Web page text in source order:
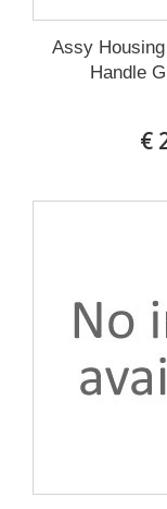
Assy
Handle
€